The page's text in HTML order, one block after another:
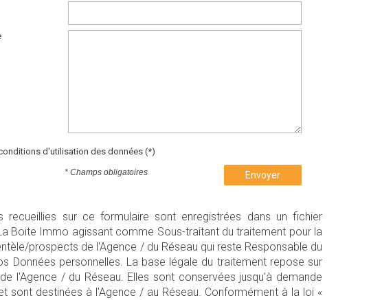
d'utilisation des données (*)
Envoyer
* Champs obligatoires
recueillies sur ce formulaire sont enregistrées dans un fichier
Boite Immo agissant comme Sous-traitant du traitement pour la
prospects de l'Agence / du Réseau qui reste Responsable du
Données personnelles. La base légale du traitement repose sur
l'Agence / du Réseau. Elles sont conservées jusqu'à demande
sont destinées à l'Agence / au Réseau. Conformément à la loi «